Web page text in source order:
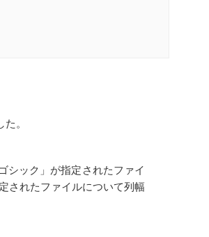
。
シック」が指定されたファイ
されたファイルについて列幅